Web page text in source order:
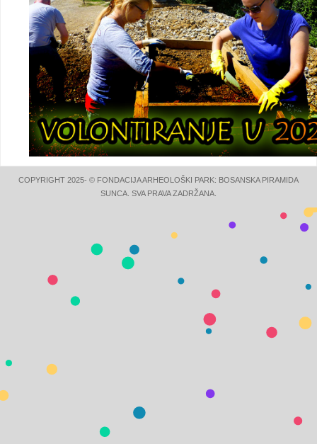
COPYRIGHT 2025- © FONDACIJA ARHEOLOŠKI PARK: BOSANSKA PIRAMIDA
SUNCA. SVA PRAVA ZADRŽANA.